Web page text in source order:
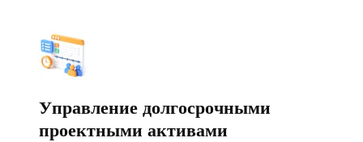
Управление долгосрочными
проектными активами